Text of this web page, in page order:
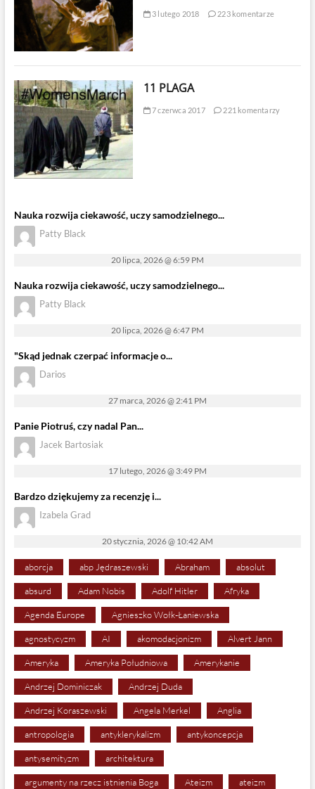
3 lutego 2018 223 komentarze
11 PLAGA
7 czerwca 2017 221 komentarzy
Nauka rozwija ciekawość, uczy samodzielnego...
Patty Black
20 lipca, 2026 @ 6:59 PM
Nauka rozwija ciekawość, uczy samodzielnego...
Patty Black
20 lipca, 2026 @ 6:47 PM
"Skąd jednak czerpać informacje o...
Darios
27 marca, 2026 @ 2:41 PM
Panie Piotruś, czy nadal Pan...
Jacek Bartosiak
17 lutego, 2026 @ 3:49 PM
Bardzo dziękujemy za recenzję i...
Izabela Grad
20 stycznia, 2026 @ 10:42 AM
aborcja abp Jędraszewski Abraham absolut
absurd Adam Nobis Adolf Hitler Afryka
Agenda Europe Agnieszko Wołk-Łaniewska
agnostycyzm AI akomodacjonizm Alvert Jann
Ameryka Ameryka Południowa Amerykanie
Andrzej Dominiczak Andrzej Duda
Andrzej Koraszewski Angela Merkel Anglia
antropologia antyklerykalizm antykoncepcja
antysemityzm architektura
argumenty na rzecz istnienia Boga Ateizm ateizm